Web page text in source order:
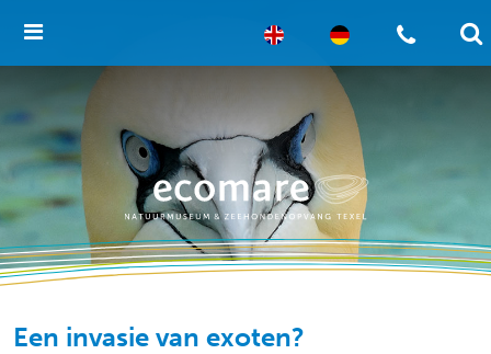
Een invasie van exoten?